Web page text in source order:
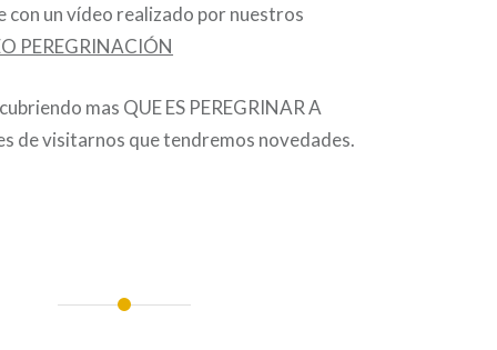
con un vídeo realizado por nuestros
PEREGRINACIÓN
mas QUE ES PEREGRINAR A
de visitarnos que tendremos novedades.